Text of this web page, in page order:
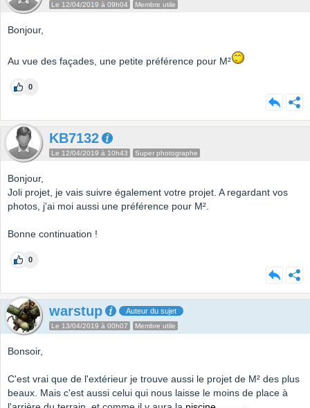
Le 12/04/2019 à 09h04 Membre utile
Bonjour,
Au vue des façades, une petite préférence pour M²
0
KB7132
Le 12/04/2019 à 10h43 Super photographe
Bonjour,
Joli projet, je vais suivre également votre projet. A regardant vos
photos, j'ai moi aussi une préférence pour M².
Bonne continuation !
0
warstup Auteur du sujet
Le 13/04/2019 à 00h07 Membre utile
Bonsoir,
C'est vrai que de l'extérieur je trouve aussi le projet de M² des plus
beaux. Mais c'est aussi celui qui nous laisse le moins de place à